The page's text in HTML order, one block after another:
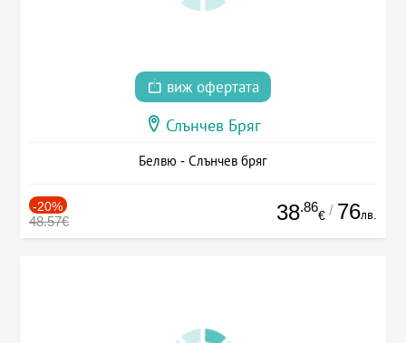
виж офертата
Слънчев Бряг
Белвю - Слънчев бряг
-20%
48.57€ 38.86
€ / 76лв.